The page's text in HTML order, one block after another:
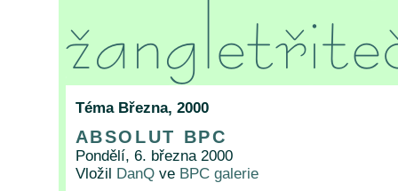
Téma Března, 2000
ABSOLUT BPC
Pondělí, 6. března 2000
Vložil DanQve BPC galerie